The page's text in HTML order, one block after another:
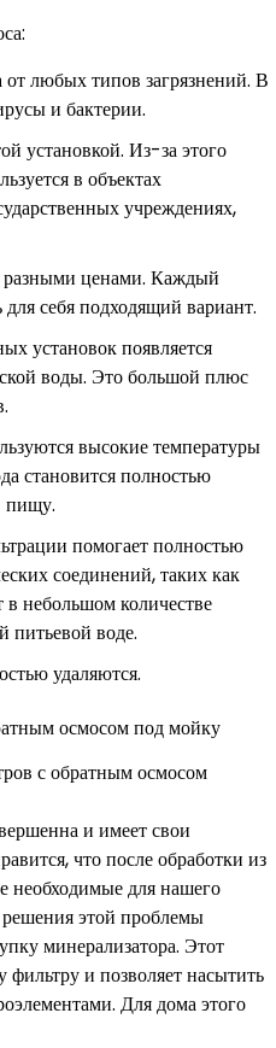
любых типов загрязнений. В
и бактерии.
установкой. Из-за этого
в объектах
учреждениях,
ценами. Каждый
себя подходящий вариант.
установок появляется
воды. Это большой плюс
высокие температуры
становится полностью
пищу.
помогает полностью
соединений, таких как
небольшом количестве
питьевой воде.
удаляются.
с обратным осмосом
и имеет свои
что после обработки из
необходимые для нашего
этой проблемы
минерализатора. Этот
фильтру и позволяет насытить
Для дома этого